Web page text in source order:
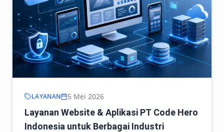
LAYANAN 5 Mei 2026
Layanan Website & Aplikasi PT Code Hero
Indonesia untuk Berbagai Industri